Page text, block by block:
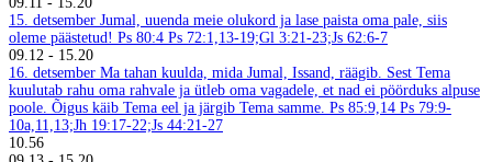
15. detsember Jumal, uuenda meie olukord ja lase paista oma pale, siis
oleme päästetud! Ps 80:4 Ps 72:1,13-19;Gl 3:21-23;Js 62:6-7
09.12 - 15.20
16. detsember Ma tahan kuulda, mida Jumal, Issand, räägib. Sest Tema
kuulutab rahu oma rahvale ja ütleb oma vagadele, et nad ei pöörduks alpuse
poole. Õigus käib Tema eel ja järgib Tema samme. Ps 85:9,14 Ps 79:9-
10a,11,13;Jh 19:17-22;Js 44:21-27
10.56